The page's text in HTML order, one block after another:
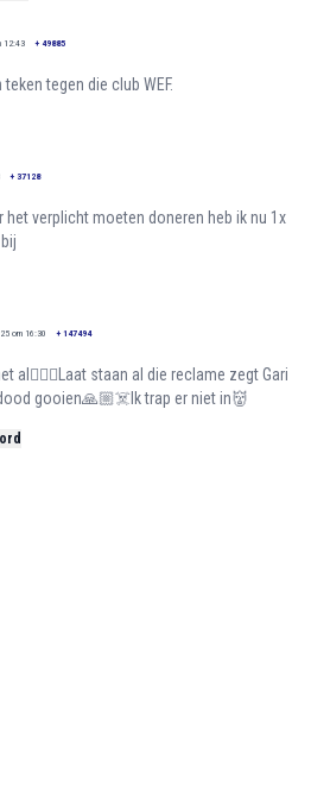
12:43 + 49885
tegen die club WEF.
+ 37128
het verplicht moeten doneren heb ik nu 1x
om 16:30 + 147494
al🤦🏻‍♀️Laat staan al die reclame zegt Gari
gooien🙏🏼☠️Ik trap er niet in👹